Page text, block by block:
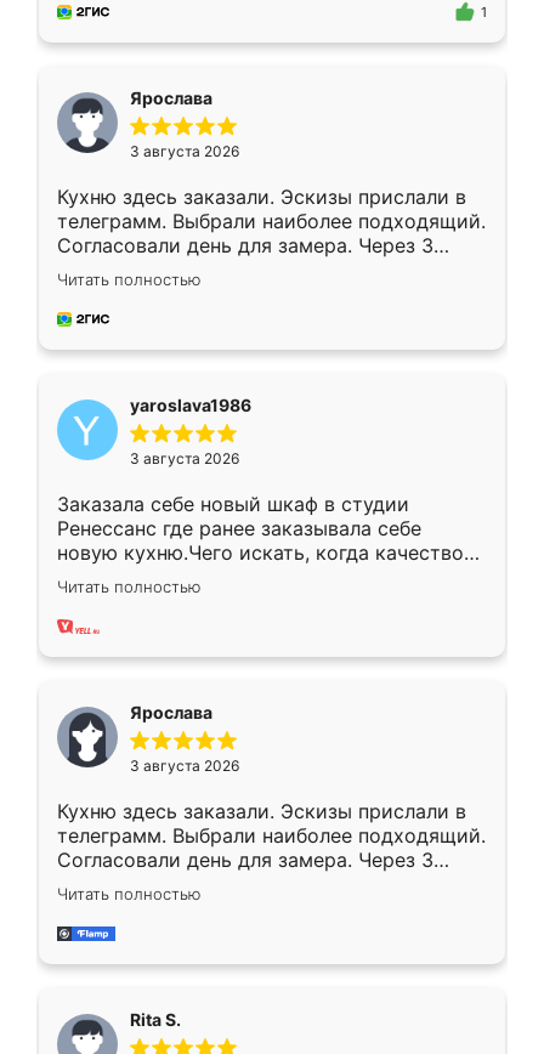
предложил по моему эскизу самый
1
Ярослава
3 августа 2026
Кухню здесь заказали. Эскизы прислали в
телеграмм. Выбрали наиболее подходящий.
Согласовали день для замера. Через 3
недели кухня была уже готова. Остались
довольны работой. Спасибо Ренессанс
мебель за качественную работу!
Читать полностью
yaroslava1986
3 августа 2026
Заказала себе новый шкаф в студии
Ренессанс где ранее заказывала себе
новую кухню.Чего искать, когда качеством
вполне довольна. Служит кухня уже почти
два года, нареканий нет.
Читать полностью
Ярослава
3 августа 2026
Кухню здесь заказали. Эскизы прислали в
телеграмм. Выбрали наиболее подходящий.
Согласовали день для замера. Через 3
недели кухня была уже готова. Остались
довольны работой. Спасибо Ренессанс
мебель за качественную работу!
Читать полностью
Rita S.